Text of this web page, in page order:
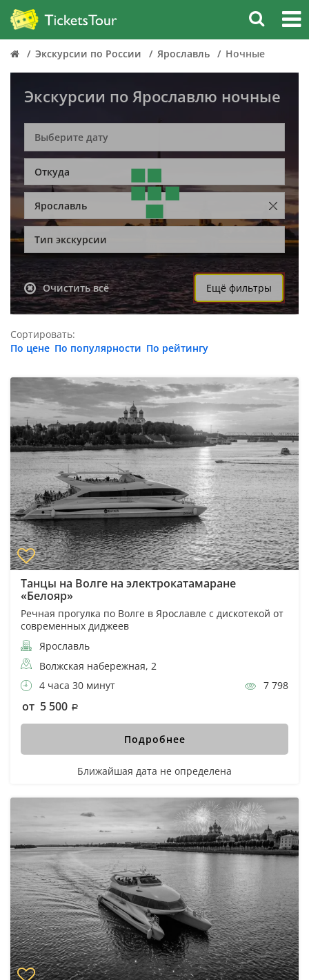
Экскурсии по России Ярославль Ночные
Экскурсии по Ярославлю ночные
Откуда
Ярославль
Тип экскурсии
Очистить всё Ещё фильтры
Сортировать:
По цене По популярности По рейтингу
Танцы на Волге на электрокатамаране
«Белояр»
Речная прогулка по Волге в Ярославле с дискотекой от
современных диджеев
Ярославль
Волжская набережная, 2
4 часа 30 минут
7 798
от 5 500
Подробнее
Ближайшая дата не определена